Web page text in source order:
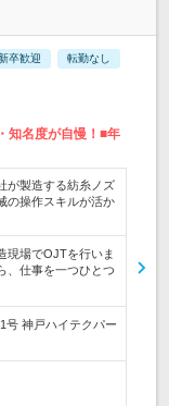
卒歓迎 転勤なし
知名度が自慢！■年
が製造する紡糸ノズ
の操作スキルが活か
現場でOJTを行いま
、仕事を一つひとつ
号 神戸ハイテクパー